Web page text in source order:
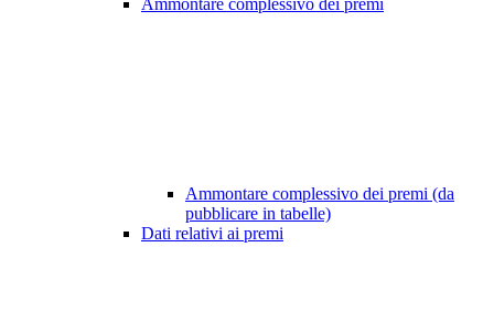
Ammontare complessivo dei premi
Ammontare complessivo dei premi (da
pubblicare in tabelle)
Dati relativi ai premi